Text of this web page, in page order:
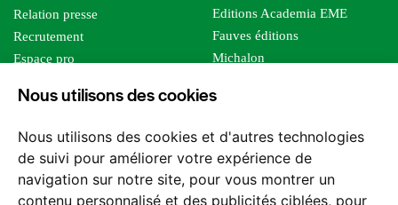
Nous utilisons des cookies
Nous utilisons des cookies et d'autres technologies
de suivi pour améliorer votre expérience de
navigation sur notre site, pour vous montrer un
contenu personnalisé et des publicités ciblées, pour
Relation presse
Recrutement
Espace pro
Foreign rights
Editions Academia EME
Fauves éditions
Michalon
Editions Sutton
Les impliqués
Tous les éditeurs